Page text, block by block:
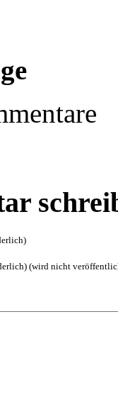
(wird nicht